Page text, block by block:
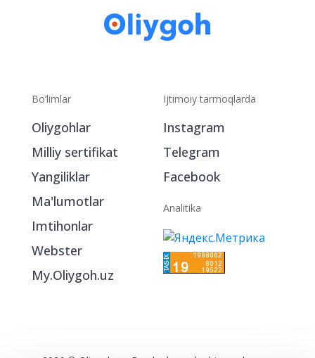
Bo‘limlar
Oliygohlar
Milliy sertifikat
Yangiliklar
Ma'lumotlar
Imtihonlar
Webster
My.Oliygoh.uz
Ijtimoiy tarmoqlarda
Instagram
Telegram
Facebook
Analitika